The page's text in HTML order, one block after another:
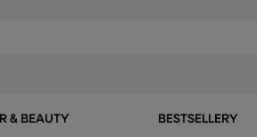
& BEAUTY BESTSELLERY